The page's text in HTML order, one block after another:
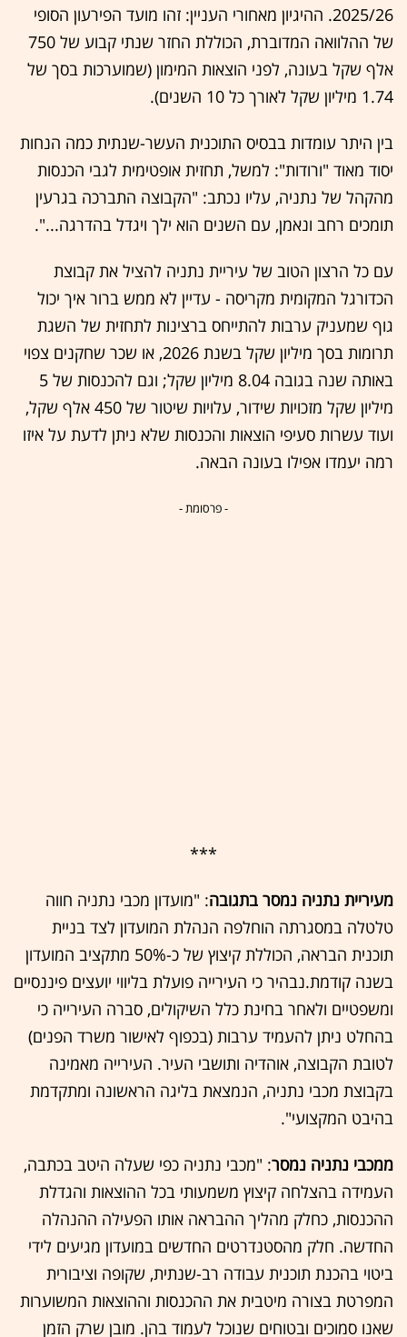
2025/26. ההיגיון מאחורי העניין: זהו מועד הפירעון הסופי
של ההלוואה המדוברת, הכוללת החזר שנתי קבוע של 750
אלף שקל בעונה, לפני הוצאות המימון (שמוערכות בסך של
1.74 מיליון שקל לאורך כל 10 השנים).
בין היתר עומדות בבסיס התוכנית העשר-שנתית כמה הנחות
יסוד מאוד "ורודות": למשל, תחזית אופטימית לגבי הכנסות
מהקהל של נתניה, עליו נכתב: "הקבוצה התברכה בגרעין
תומכים רחב ונאמן, עם השנים הוא ילך ויגדל בהדרגה...".
עם כל הרצון הטוב של עיריית נתניה להציל את קבוצת
הכדורגל המקומית מקריסה - עדיין לא ממש ברור איך יכול
גוף שמעניק ערבות להתייחס ברצינות לתחזית של השגת
תרומות בסך מיליון שקל בשנת 2026, או שכר שחקנים צפוי
באותה שנה בגובה 8.04 מיליון שקל; וגם להכנסות של 5
מיליון שקל מזכויות שידור, עלויות שיטור של 450 אלף שקל,
ועוד עשרות סעיפי הוצאות והכנסות שלא ניתן לדעת על איזו
רמה יעמדו אפילו בעונה הבאה.
- פרסומת -
***
מעיריית נתניה נמסר בתגובה: "מועדון מכבי נתניה חווה
טלטלה במסגרתה הוחלפה הנהלת המועדון לצד בניית
תוכנית הבראה, הכוללת קיצוץ של כ-50% מתקציב המועדון
בשנה קודמת.נבהיר כי העירייה פועלת בליווי יועצים פיננסיים
ומשפטיים ולאחר בחינת כלל השיקולים, סברה העירייה כי
בהחלט ניתן להעמיד ערבות (בכפוף לאישור משרד הפנים)
לטובת הקבוצה, אוהדיה ותושבי העיר. העירייה מאמינה
בקבוצת מכבי נתניה, הנמצאת בליגה הראשונה ומתקדמת
בהיבט המקצועי".
ממכבי נתניה נמסר: "מכבי נתניה כפי שעלה היטב בכתבה,
העמידה בהצלחה קיצוץ משמעותי בכל ההוצאות והגדלת
ההכנסות, כחלק מהליך ההבראה אותו הפעילה ההנהלה
החדשה. חלק מהסטנדרטים החדשים במועדון מגיעים לידי
ביטוי בהכנת תוכנית עבודה רב-שנתית, שקופה וציבורית
המפרטת בצורה מיטבית את ההכנסות וההוצאות המשוערות
שאנו סמוכים ובטוחים שנוכל לעמוד בהן. מובן שרק הזמן